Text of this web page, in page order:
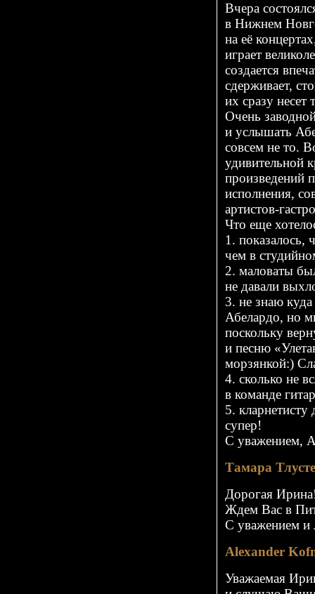
Вчера
в Нижнем
на её
играет
создается
сдерживает,
их сразу несет
Очень
и услышать
совсем не то.
удивительной
произведений
исполнения,
артистов-
Что еще
1. показалось,
чем в
2. маловаты
не давали
3. не знаю куда
Абелардо, но
поскольку
и песню
морзянкой:)
4. сколько не
в команде
5.
супер!
С уважением,
Тамара
Дорогая
Ждем Вас в
С уважением
Alexander
Уважаемая